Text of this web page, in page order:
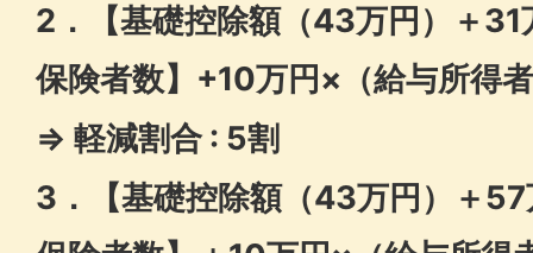
2．【基礎控除額（43万円）＋
保険者数】+10万円×（給与所得
⇒ 軽減割合 : 5割
3．【基礎控除額（43万円）＋